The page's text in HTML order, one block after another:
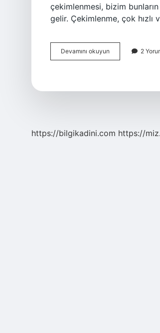
çekimlenmesi, bizim
gelir. Çekimlenme, çok hızlı
Devamını okuyun Çekimlenme
nedir
2
https://bilgikadini.com https://